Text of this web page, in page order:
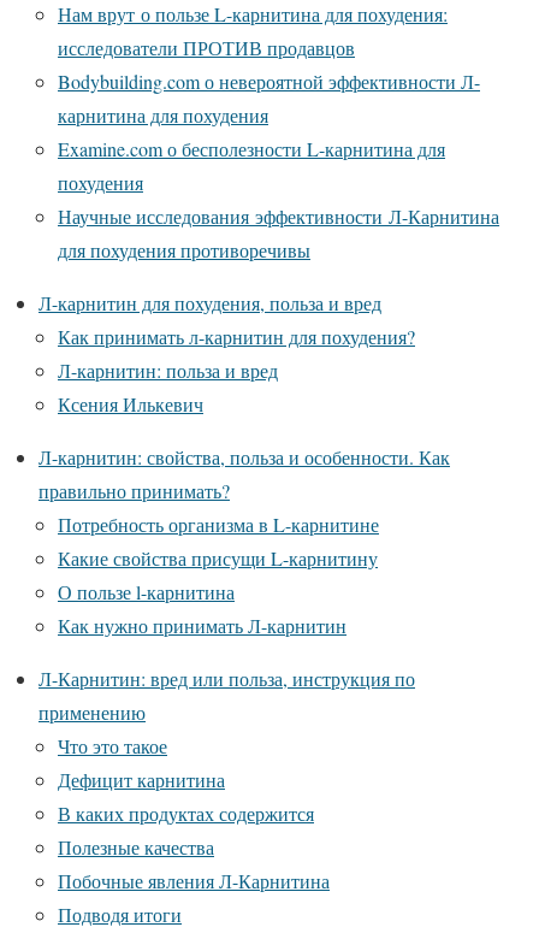
Нам врут о пользе L-карнитина для похудения:
исследователи ПРОТИВ продавцов
Bodybuilding.com о невероятной эффективности Л-
карнитина для похудения
Examine.com о бесполезности L-карнитина для
похудения
Научные исследования эффективности Л-Карнитина
для похудения противоречивы
Л-карнитин для похудения, польза и вред
Как принимать л-карнитин для похудения?
Л-карнитин: польза и вред
Ксения Илькевич
Л-карнитин: свойства, польза и особенности. Как
правильно принимать?
Потребность организма в L-карнитине
Какие свойства присущи L-карнитину
О пользе l-карнитина
Как нужно принимать Л-карнитин
Л-Карнитин: вред или польза, инструкция по
применению
Что это такое
Дефицит карнитина
В каких продуктах содержится
Полезные качества
Побочные явления Л-Карнитина
Подводя итоги